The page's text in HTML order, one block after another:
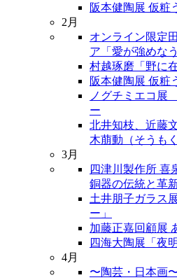
阪本健陶展 仮粧
2月
オンライン限定
ア「愛が強めな
村越琢磨「野に
阪本健陶展 仮粧
ノグチミエコ展
ー
北井知枝、近藤
木萠動（そうも
3月
四津川製作所 喜
銅器の伝統と革
土井朋子ガラス
ー」
加藤正嘉回顧展
四海大陶展「夜
4月
〜陶芸・日本画